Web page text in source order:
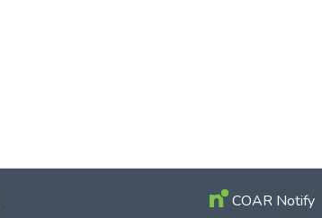
COAR Notify